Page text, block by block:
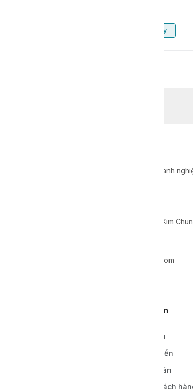
Mua ngay
chuyền, thiết bị sản xuất cho hàng nghìn doanh
tại Việt Nam.
Nghi Lộc, Tỉnh
Lô 2, KCN Lai Xá, Xã Kim
info@xavie-holding.com
Quy định, điều khoản
Chính sách bảo hành
Chính sách vận chuyển
Chính sách thanh toán
Bảo mật thông tin khách